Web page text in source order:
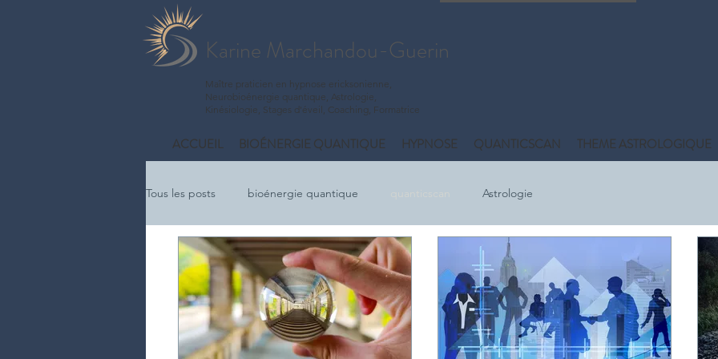
Karine Marchandou-Guerin
Maître praticien en hypnose ericksonienne,
Neurobioénergie quantique, Astrologie,
Kinésiologie, Stages d'éveil, Coaching, Formatrice
ACCUEIL BIOÉNERGIE QUANTIQUE HYPNOSE QUANTICSCAN THEME ASTROLOGIQUE
Tous les posts bioénergie quantique Astrologie